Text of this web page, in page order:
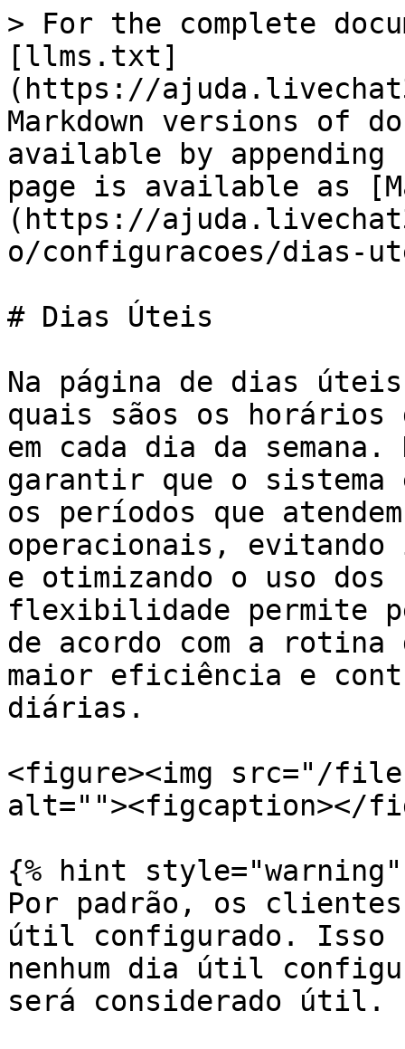
> For the complete
[llms.txt]
(https://
Markdown versions of
available by
page is available as
(https://
o/configuracoes/dias-
# Dias Úteis
Na página de dias
quais sãos os horários
em cada dia da
garantir que o sistema
os períodos que
operacionais, evitando
e otimizando o uso dos
flexibilidade permite
de acordo com a rotina
maior eficiência e
diárias.
<figure><img src="/files/
alt=""><figcaption></
{% hint style="warning"
Por padrão, os clientes
útil configurado. Isso
nenhum dia útil
será considerado útil.